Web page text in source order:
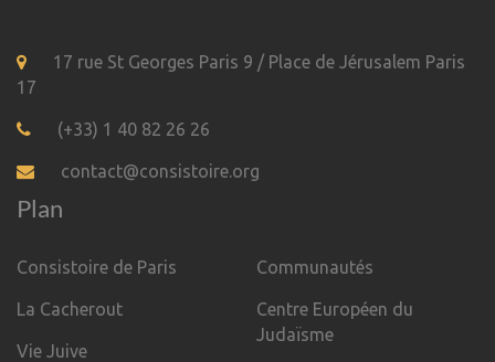
17 rue St Georges Paris 9 / Place de Jérusalem Paris
17
(+33) 1 40 82 26 26
contact@consistoire.org
Plan
Consistoire de Paris
La Cacherout
Vie Juive
Communautés
Centre Européen du
Judaïsme